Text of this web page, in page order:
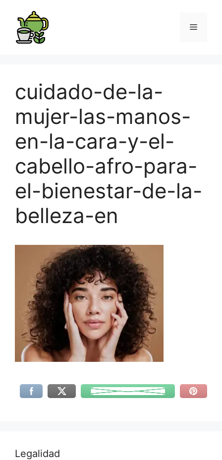
cuidado-de-la-
mujer-las-manos-
en-la-cara-y-el-
cabello-afro-para-
el-bienestar-de-la-
belleza-en
Legalidad